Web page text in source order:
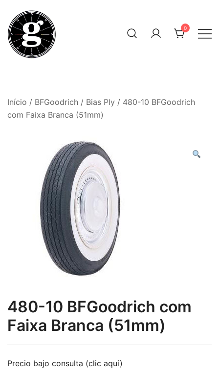
content
0
Início / BFGoodrich / Bias Ply / 480-10 BFGoodrich
com Faixa Branca (51mm)
480-10 BFGoodrich com
Faixa Branca (51mm)
Precio bajo consulta (clic aquí)